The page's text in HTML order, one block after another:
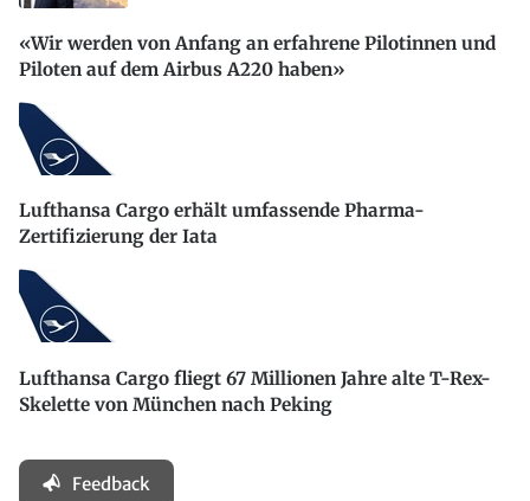
«Wir werden von Anfang an erfahrene Pilotinnen und
Piloten auf dem Airbus A220 haben»
Lufthansa Cargo erhält umfassende Pharma-
Zertifizierung der Iata
Lufthansa Cargo fliegt 67 Millionen Jahre alte T-Rex-
Skelette von München nach Peking
Feedback